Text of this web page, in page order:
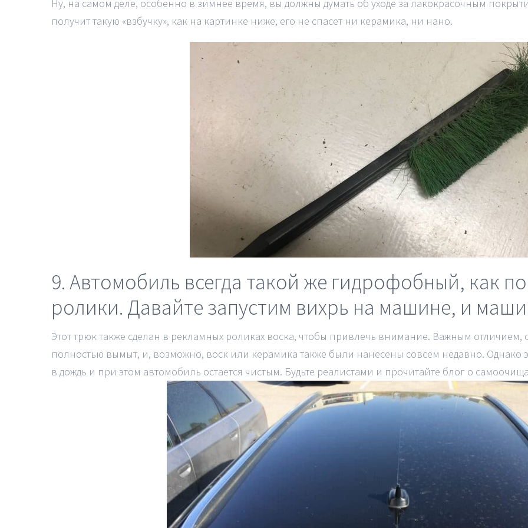
Ну, на самом деле, особенно в зимнее время, вы должны думать об уходе за лакокрасочным
получит такую «взбучку», как на картинке ниже, его не спасет ни керамика, ни нано.
9. Автомобиль всегда такой же гидрофобный, как
ролики. Давайте запустим вихрь на машине, и
Этот трюк также сделан в рекламных роликах воска, чтобы привлечь внимание. Важным отличием,
полностью вымыт, и, возможно, воск или керамика также были нанесены совсем недавно. Однако
в дождь и при этом автомобиль остается чистым. Будьте реалистами и прочитайте блог о